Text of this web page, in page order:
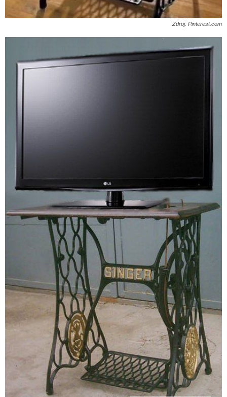
Zdroj: Pinterest.com